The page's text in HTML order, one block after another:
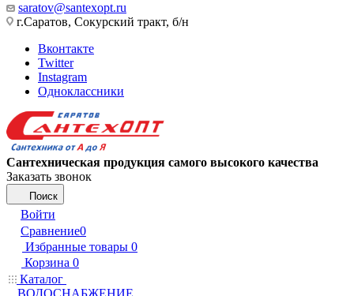
saratov@santexopt.ru
г.Саратов, Сокурский тракт, б/н
Вконтакте
Twitter
Instagram
Одноклассники
Сантехническая продукция самого высокого качества
Заказать звонок
Поиск
Войти
Сравнение0
Избранные товары 0
Корзина 0
Каталог
ВОДОСНАБЖЕНИЕ